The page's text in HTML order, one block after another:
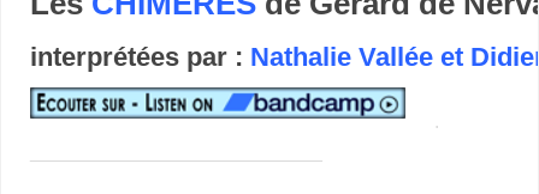
interprétées par : Nathalie Vallée et
.